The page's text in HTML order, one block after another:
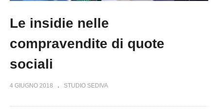
Le insidie nelle
compravendite di quote
sociali
4 GIUGNO 2018 STUDIO SEDIVA